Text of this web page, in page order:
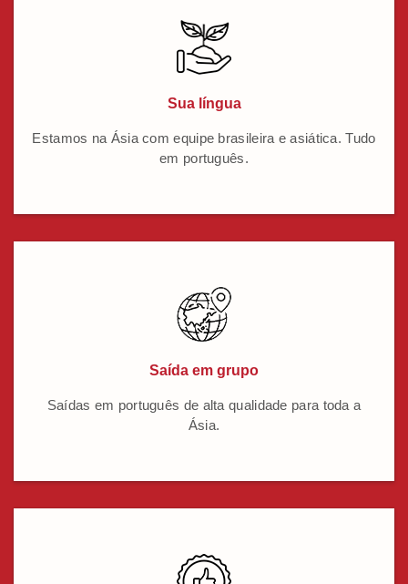
Sua língua
Estamos na Ásia com equipe brasileira e asiática. Tudo
em português.
Saída em grupo
Saídas em português de alta qualidade para toda a
Ásia.